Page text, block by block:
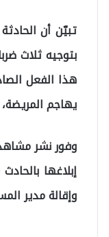
هذا الفعل
يهاجم
إبلاغها
وإقالة مدير